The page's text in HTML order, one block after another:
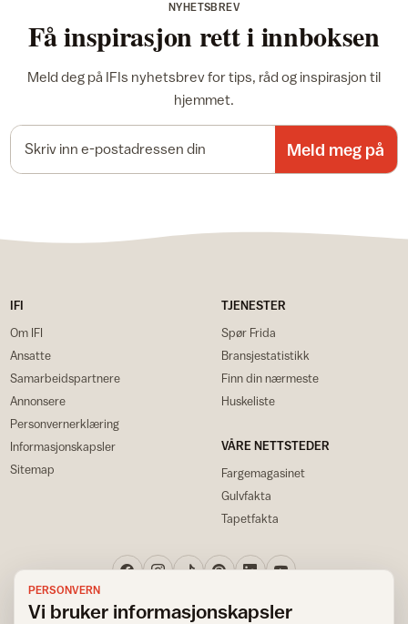
NYHETSBREV
Få inspirasjon rett i innboksen
Meld deg på IFIs nyhetsbrev for tips, råd og inspirasjon til
hjemmet.
Meld meg på
IFI
Om IFI
Ansatte
Samarbeidspartnere
Annonsere
Personvernerklæring
Informasjonskapsler
Sitemap
TJENESTER
Spør Frida
Bransjestatistikk
Finn din nærmeste
Huskeliste
VÅRE NETTSTEDER
Fargemagasinet
Gulvfakta
Tapetfakta
PERSONVERN
Vi bruker informasjonskapsler